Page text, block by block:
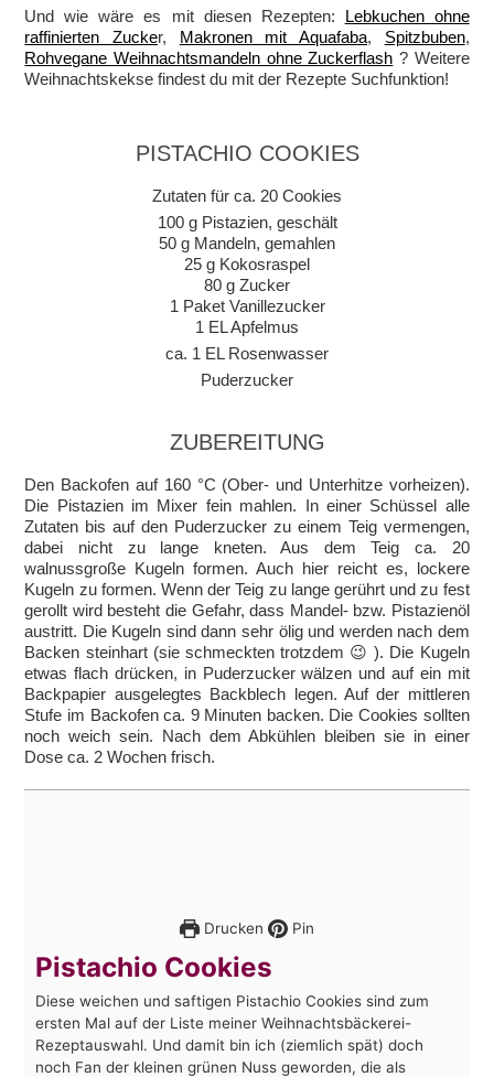
Und wie wäre es mit diesen Rezepten: Lebkuchen ohne
raffinierten Zucker, Makronen mit Aquafaba, Spitzbuben,
Rohvegane Weihnachtsmandeln ohne Zuckerflash ? Weitere
Weihnachtskekse findest du mit der Rezepte Suchfunktion!
PISTACHIO COOKIES
Zutaten für ca. 20 Cookies
100 g Pistazien, geschält
50 g Mandeln, gemahlen
25 g Kokosraspel
80 g Zucker
1 Paket Vanillezucker
1 EL Apfelmus
ca. 1 EL Rosenwasser
Puderzucker
ZUBEREITUNG
Den Backofen auf 160 °C (Ober- und Unterhitze vorheizen).
Die Pistazien im Mixer fein mahlen. In einer Schüssel alle
Zutaten bis auf den Puderzucker zu einem Teig vermengen,
dabei nicht zu lange kneten. Aus dem Teig ca. 20
walnussgroße Kugeln formen. Auch hier reicht es, lockere
Kugeln zu formen. Wenn der Teig zu lange gerührt und zu fest
gerollt wird besteht die Gefahr, dass Mandel- bzw. Pistazienöl
austritt. Die Kugeln sind dann sehr ölig und werden nach dem
Backen steinhart (sie schmeckten trotzdem 😉 ). Die Kugeln
etwas flach drücken, in Puderzucker wälzen und auf ein mit
Backpapier ausgelegtes Backblech legen. Auf der mittleren
Stufe im Backofen ca. 9 Minuten backen. Die Cookies sollten
noch weich sein. Nach dem Abkühlen bleiben sie in einer
Dose ca. 2 Wochen frisch.
Drucken Pin
Pistachio Cookies
Diese weichen und saftigen Pistachio Cookies sind zum
ersten Mal auf der Liste meiner Weihnachtsbäckerei-
Rezeptauswahl. Und damit bin ich (ziemlich spät) doch
noch Fan der kleinen grünen Nuss geworden, die als